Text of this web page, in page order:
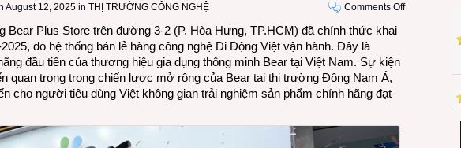
August 12, 2025 in THỊ TRƯỜNG CÔNG NGHỆ Comments Offon
Bear Plus Store trên đường 3-2 (P. Hòa Hưng, TP.HCM) đã chính thức khai
do hệ thống bán lẻ hàng công nghệ Di Động Việt vận hành. Đây là
đầu tiên của thương hiệu gia dụng thông minh Bear tại Việt Nam. Sự kiện
quan trọng trong chiến lược mở rộng của Bear tại thị trường Đông Nam Á,
cho người tiêu dùng Việt không gian trải nghiệm sản phẩm chính hãng đạt